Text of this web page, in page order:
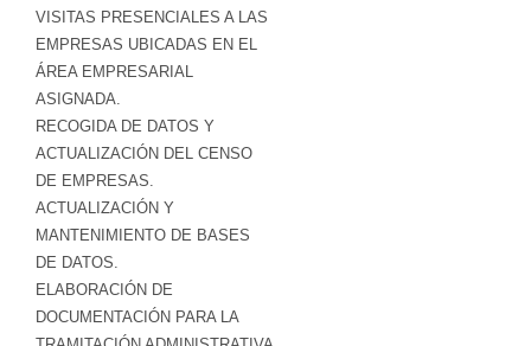
VISITAS PRESENCIALES A LAS
EMPRESAS UBICADAS EN EL
ÁREA EMPRESARIAL
ASIGNADA.
RECOGIDA DE DATOS Y
ACTUALIZACIÓN DEL CENSO
DE EMPRESAS.
ACTUALIZACIÓN Y
MANTENIMIENTO DE BASES
DE DATOS.
ELABORACIÓN DE
DOCUMENTACIÓN PARA LA